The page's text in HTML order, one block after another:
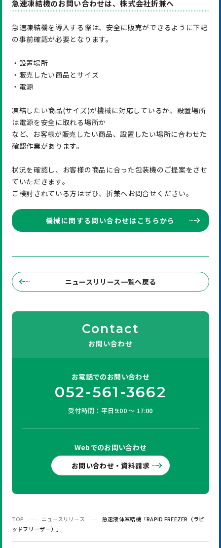
急速凍結機のお問い合わせは、株式会社折兼へ
急速凍結機を導入する際は、安全に販売ができるように下記
の事前確認が必要となります。
・設置場所
・販売したい商品とサイズ
・電源
凍結したい商品(サイズ)が機械に対応しているか、設置場所
は電源を安全に取れる場所か
など、お客様が販売したい商品、設置したい場所に合わせた
確認作業があります。
状況を確認し、お客様の商品に合った包装機のご提案をさせ
ていただきます。
ご検討されている方はぜひ、折兼へお問合せください。
機械に関する問い合わせはこちらから
ニュースリリース一覧へ戻る
Contact
お問い合わせ
お電話でのお問い合わせ
052-561-3662
受付時間：平日9:00 ～ 17:00
Webでのお問い合わせ
お問い合わせ・資料請求
TOP ニュースリリース
急速液体凍結機「RAPID FREEZER（ラピ
ッドフリーザー）」